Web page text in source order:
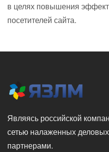
в целях повышения
посетителей сайта.
Являясь российской
сетью налаженных
партнерами.